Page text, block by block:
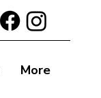
More